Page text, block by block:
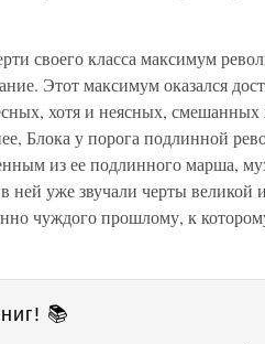
своего класса максимум
Этот максимум оказался
хотя и неясных,
Блока у порога подлинной
из ее подлинного марша,
ней уже звучали черты великой
чуждого прошлому, к
📚